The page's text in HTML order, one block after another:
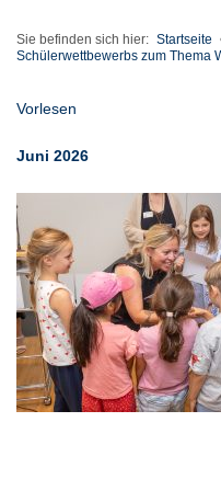
Sie befinden sich hier: Startseite
Schülerwettbewerbs zum Thema
Vorlesen
Juni 2026